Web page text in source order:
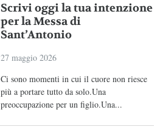
Scrivi oggi la tua intenzione
per la Messa di
Sant’Antonio
27 maggio 2026
Ci sono momenti in cui il cuore non riesce
più a portare tutto da solo.Una
preoccupazione per un figlio.Una...